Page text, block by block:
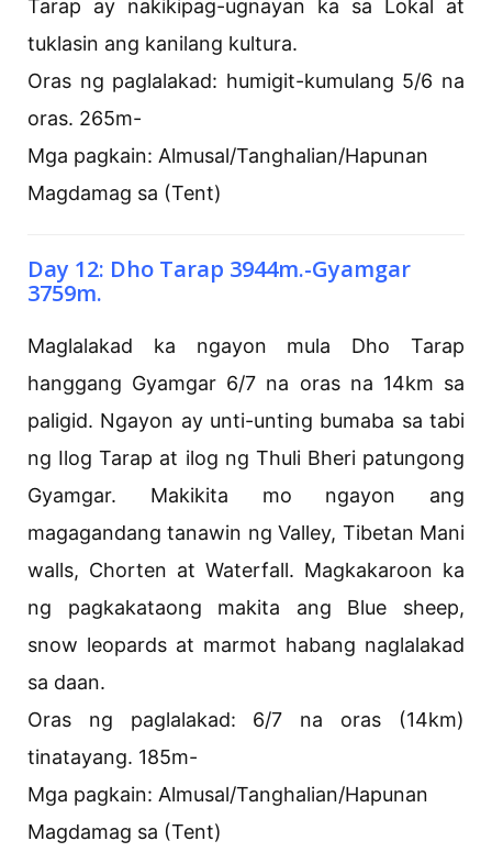
Tarap ay nakikipag-ugnayan ka sa Lokal at
tuklasin ang kanilang kultura.
Oras ng paglalakad: humigit-kumulang 5/6 na
oras. 265m-
Mga pagkain: Almusal/Tanghalian/Hapunan
Magdamag sa (Tent)
Day 12: Dho Tarap 3944m.-Gyamgar
3759m.
Maglalakad ka ngayon mula Dho Tarap
hanggang Gyamgar 6/7 na oras na 14km sa
paligid. Ngayon ay unti-unting bumaba sa tabi
ng Ilog Tarap at ilog ng Thuli Bheri patungong
Gyamgar. Makikita mo ngayon ang
magagandang tanawin ng Valley, Tibetan Mani
walls, Chorten at Waterfall. Magkakaroon ka
ng pagkakataong makita ang Blue sheep,
snow leopards at marmot habang naglalakad
sa daan.
Oras ng paglalakad: 6/7 na oras (14km)
tinatayang. 185m-
Mga pagkain: Almusal/Tanghalian/Hapunan
Magdamag sa (Tent)